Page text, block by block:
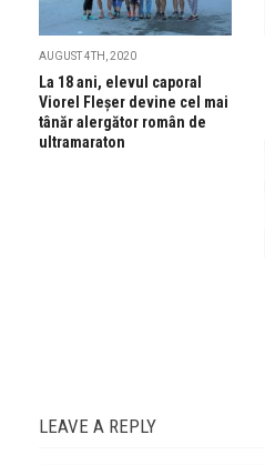
AUGUST 4TH, 2020
La 18 ani, elevul caporal
Viorel Fleșer devine cel mai
tânăr alergător român de
ultramaraton
LEAVE A REPLY